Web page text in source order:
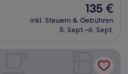
Der
Preis
beträgt
135 €
inkl. Steuern & Gebühren
5. Sept.–6. Sept.